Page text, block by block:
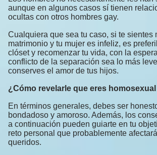
aunque en algunos casos sí tienen
ocultas con otros hombres gay.
Cualquiera que sea tu caso, si te sientes
matrimonio y tu mujer es infeliz, es
clóset y recomenzar tu vida, con la
conflicto de la separación sea lo más
conserves el amor de tus hijos.
¿Cómo revelarle que eres
En términos generales, debes ser
bondadoso y amoroso. Además, los
a continuación pueden guiarte en tu
reto personal que probablemente
queridos.